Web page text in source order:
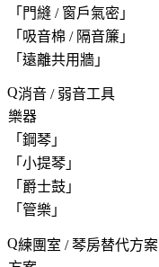
「 門縫 / 窗戶氣密 」
「 吸音棉 / 隔音簾 」
「 遠離共用牆 」
消音 / 弱音工具
樂器
「 鋼琴 」
「 小提琴 」
「 爵士鼓 」
「 管樂 」
練團室 / 琴房替代方案